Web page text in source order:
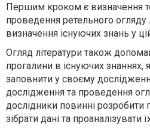
Першим кроком є визначення
проведення ретельного огляду
визначення існуючих знань у
Огляд літератури також
прогалини в існуючих знаннях,
заповнити у своєму
дослідження та проведення
дослідники повинні розробити
зібрати дані та проаналізувати